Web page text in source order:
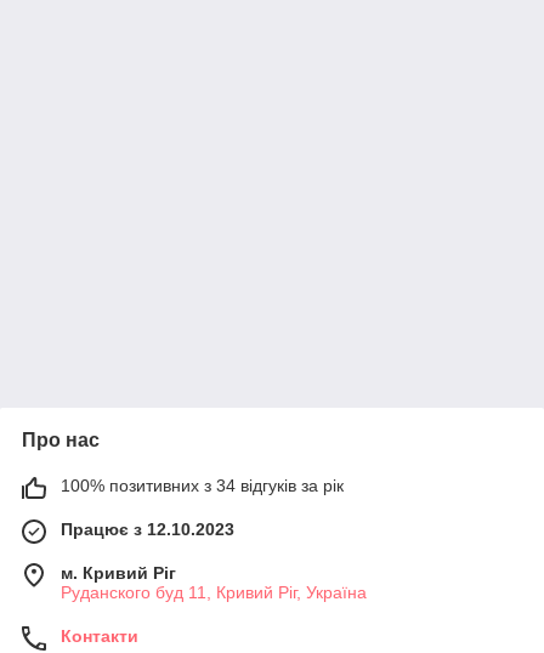
Про нас
100% позитивних з 34 відгуків за рік
Працює з 12.10.2023
м. Кривий Ріг
Руданского буд 11, Кривий Ріг, Україна
Контакти